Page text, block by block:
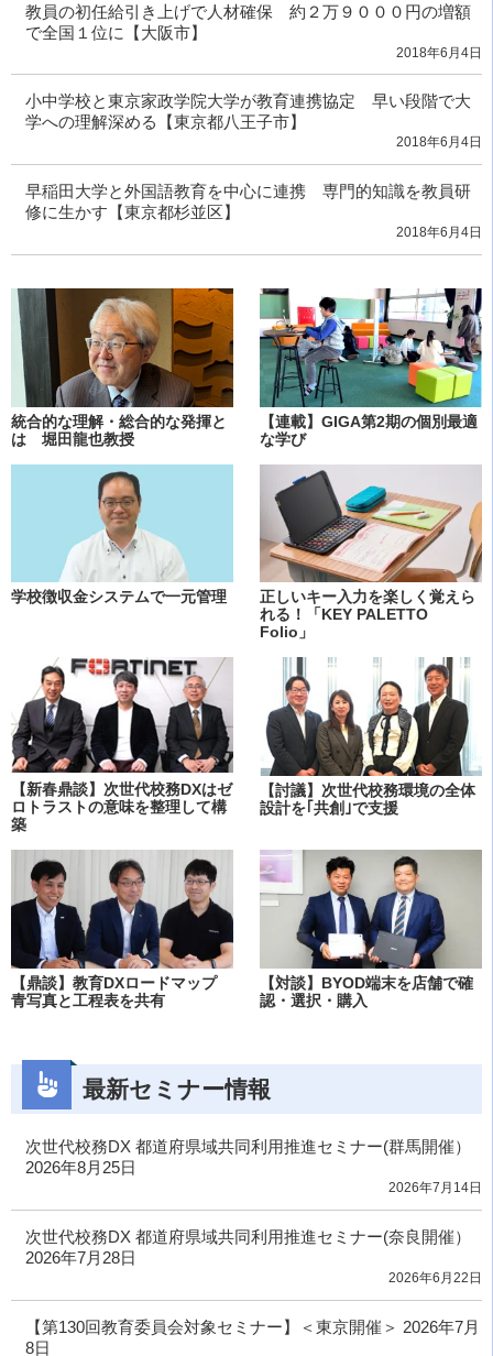
教員の初任給引き上げで人材確保 約２万９０００円の増額
で全国１位に【大阪市】
2018年6月4日
小中学校と東京家政学院大学が教育連携協定 早い段階で大
学への理解深める【東京都八王子市】
2018年6月4日
早稲田大学と外国語教育を中心に連携 専門的知識を教員研
修に生かす【東京都杉並区】
2018年6月4日
統合的な理解・総合的な発揮と
は 堀田龍也教授
【連載】GIGA第2期の個別最適
な学び
学校徴収金システムで一元管理
正しいキー入力を楽しく覚えら
れる！「KEY PALETTO
Folio」
【新春鼎談】次世代校務DXはゼ
ロトラストの意味を整理して構
築
【討議】次世代校務環境の全体
設計を｢共創｣で支援
【鼎談】教育DXロードマップ
青写真と工程表を共有
【対談】BYOD端末を店舗で確
認・選択・購入
最新セミナー情報
次世代校務DX 都道府県域共同利用推進セミナー(群馬開催）
2026年8月25日
2026年7月14日
次世代校務DX 都道府県域共同利用推進セミナー(奈良開催）
2026年7月28日
2026年6月22日
【第130回教育委員会対象セミナー】＜東京開催＞ 2026年7月
8日